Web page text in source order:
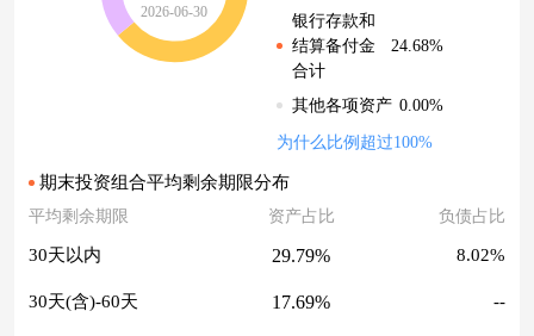
2026-06-30
银行存款和
结算备付金
合计
24.68%
其他各项资产 0.00%
为什么比例超过100%
期末投资组合平均剩余期限分布
平均剩余期限 资产占比 负债占比
30天以内 29.79% 8.02%
30天(含)-60天 17.69% --